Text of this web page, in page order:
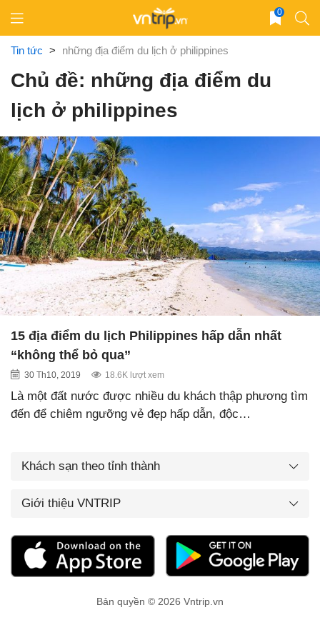
content
0
Tin tức > những địa điểm du lịch ở philippines
Chủ đề: những địa điểm du
lịch ở philippines
15 địa điểm du lịch Philippines hấp dẫn nhất
“không thể bỏ qua”
30 Th10, 2019 18.6K lượt xem
Là một đất nước được nhiều du khách thập phương tìm
đến để chiêm ngưỡng vẻ đẹp hấp dẫn, độc…
Khách sạn theo tỉnh thành
Giới thiệu VNTRIP
Bản quyền © 2026 Vntrip.vn